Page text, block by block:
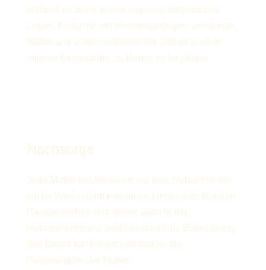
entlässt ihr Baby in sein eigenes, körperliches
Leben. Es ist mir ein Herzensanliegen, werdende
Mütter und Vätern während der Geburt in einer
intimen Atmosphäre zu Hause zu begleiten.
Nachsorge
Jede Mutter hat Anspruch auf eine Hebamme die
sie im Wochenbett betreut und unterstützt.Bei den
Hausbesuchen und später dann in der
Hebammenpraxis wird einerseits die Entwicklung
des Babys kontrolliert und zudem die
Regeneration der Mutter.